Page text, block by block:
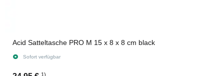
Acid Satteltasche PRO M 15 x 8 x 8 cm black
Sofort verfügbar
1)